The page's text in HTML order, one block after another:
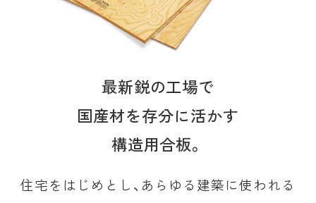
最新鋭の工場で
国産材を存分に活かす
構造用合板。
住宅をはじめとし、あらゆる建築に使われる